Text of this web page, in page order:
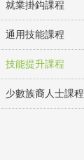
就業掛鈎課程
通用技能課程
技能提升課程
少數族裔人士課程